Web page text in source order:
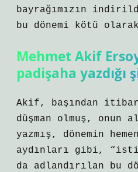
bayrağımızın
bu dönemi kötü
Mehmet Akif
padişaha yazdığı
Akif, başından
düşman olmuş,
yazmış, dönemin
aydınları gibi,
da adlandırılan bu